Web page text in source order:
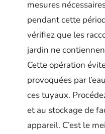
mesures
pendant cette
vérifiez que les
jardin ne
Cette opération
provoquées par
ces tuyaux.
et au stockage de
appareil. C’est le